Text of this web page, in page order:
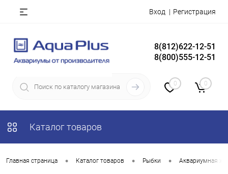
Вход Регистрация
8(812)622-12-51
8(800)555-12-51
0 0
Каталог товаров
Главная страница • Каталог товаров • Рыбки • Аквариумная